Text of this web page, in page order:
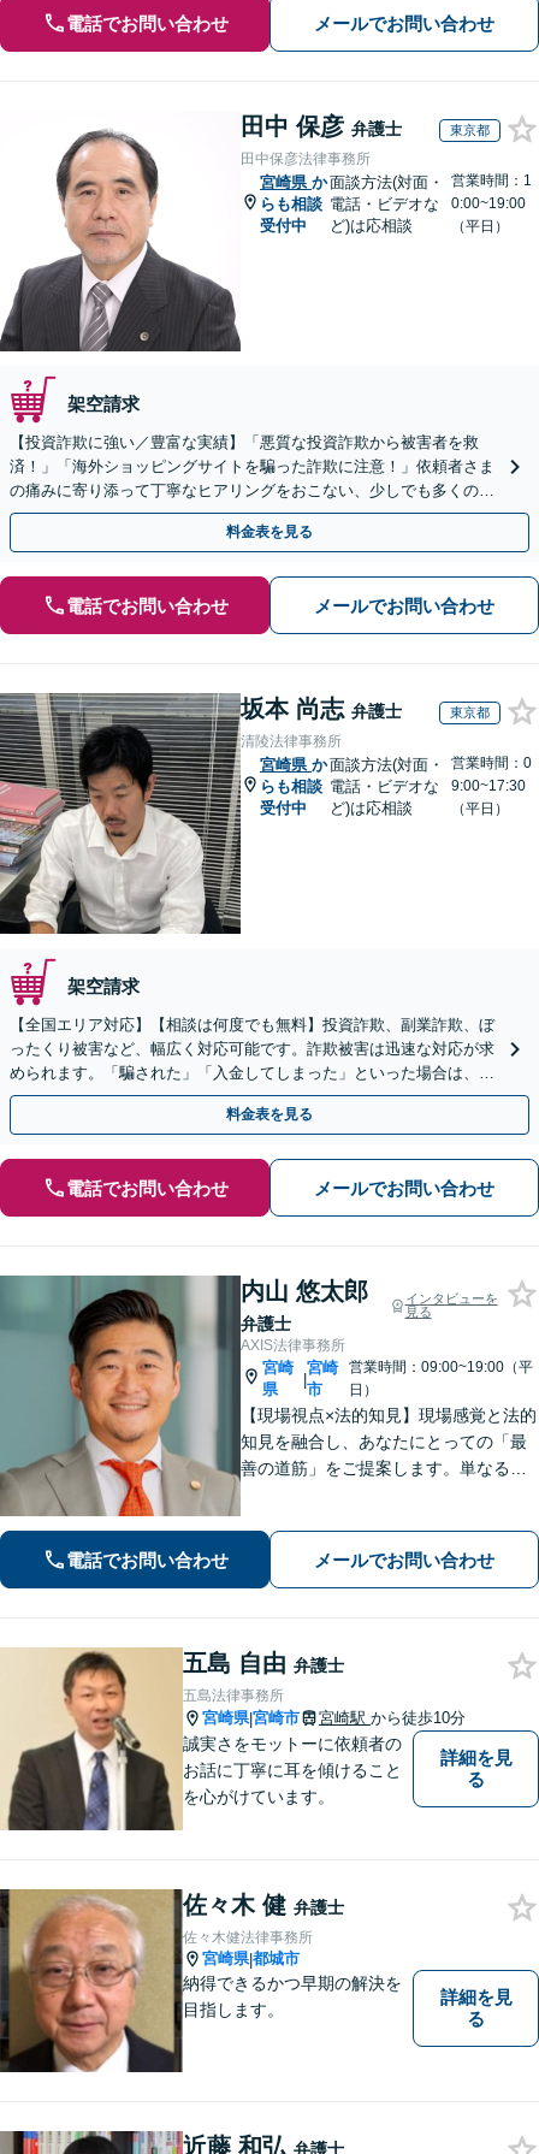
電話でお問い合わせ メールでお問い合わせ
田中 保彦 弁護士 東京都
田中保彦法律事務所
宮崎県 か
らも相談
受付中
面談方法(対面・
電話・ビデオな
ど)は応相談
営業時間：1
0:00~19:00
（平日）
架空請求
【投資詐欺に強い／豊富な実績】「悪質な投資詐欺から被害者を救
済！」「海外ショッピングサイトを騙った詐欺に注意！」依頼者さま
の痛みに寄り添って丁寧なヒアリングをおこない、少しでも多くの返
金が得られるよう尽力します！
料金表を見る
電話でお問い合わせ メールでお問い合わせ
坂本 尚志 弁護士 東京都
清陵法律事務所
宮崎県 か
らも相談
受付中
面談方法(対面・
電話・ビデオな
ど)は応相談
営業時間：0
9:00~17:30
（平日）
架空請求
【全国エリア対応】【相談は何度でも無料】投資詐欺、副業詐欺、ぼ
ったくり被害など、幅広く対応可能です。詐欺被害は迅速な対応が求
められます。「騙された」「入金してしまった」といった場合は、お
早めにご相談ください。【電話・メール・WEB相談可】
料金表を見る
電話でお問い合わせ メールでお問い合わせ
内山 悠太郎
弁護士
インタビューを
見る
AXIS法律事務所
宮崎
県
|
宮崎
市
営業時間：09:00~19:00（平
日）
【現場視点×法的知見】現場感覚と法的
知見を融合し、あなたにとっての「最
善の道筋」をご提案します。単なるリ
に、確かな指針を。お気軽にご相談く
電話でお問い合わせ メールでお問い合わせ
五島 自由 弁護士
五島法律事務所
宮崎県|宮崎市 宮崎駅 から徒歩10分
誠実さをモットーに依頼者の
お話に丁寧に耳を傾けること
を心がけています。
詳細を見
る
佐々木 健 弁護士
佐々木健法律事務所
宮崎県|都城市
納得できるかつ早期の解決を
目指します。
詳細を見
る
近藤 和弘 弁護士